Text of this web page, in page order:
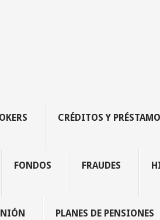
CRÉDITOS Y
FONDOS FRAUDES
PLANES DE PENSIONES